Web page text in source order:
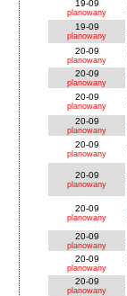
19-09
planowany
19-09
planowany
20-09
planowany
20-09
planowany
20-09
planowany
20-09
planowany
20-09
planowany
20-09
planowany
20-09
planowany
20-09
planowany
20-09
planowany
20-09
planowany